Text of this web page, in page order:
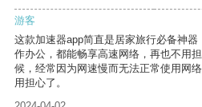
游客
这款加速器app简直是居家旅行必备神
作办公，都能畅享高速网络，再也不用
候，经常因为网速慢而无法正常使用网
用担心了。